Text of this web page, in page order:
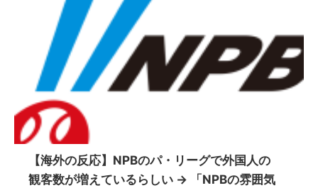
【海外の反応】NPBのパ・リーグで外国人の
観客数が増えているらしい → 「NPBの雰囲気